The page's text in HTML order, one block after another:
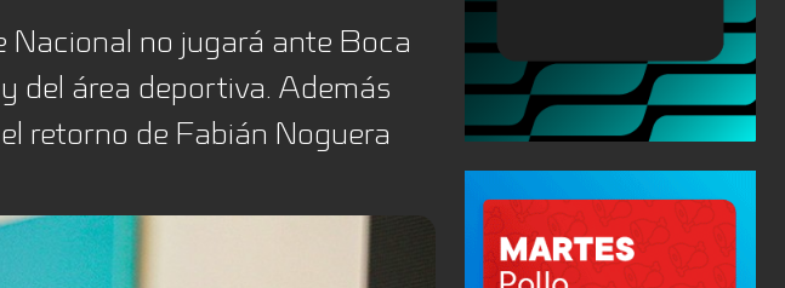
Nacional no jugará ante Boca
del área deportiva. Además
retorno de Fabián Noguera